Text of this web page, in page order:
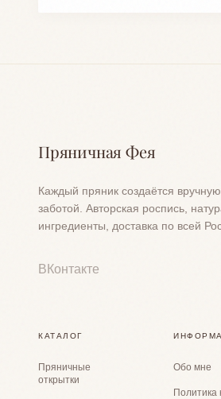
Пряничная Фея
Каждый пряник создаётся
заботой. Авторская роспись,
ингредиенты, доставка по всей
ВКонтакте
КАТАЛОГ
Пряничные
открытки
Обо мне
Политика